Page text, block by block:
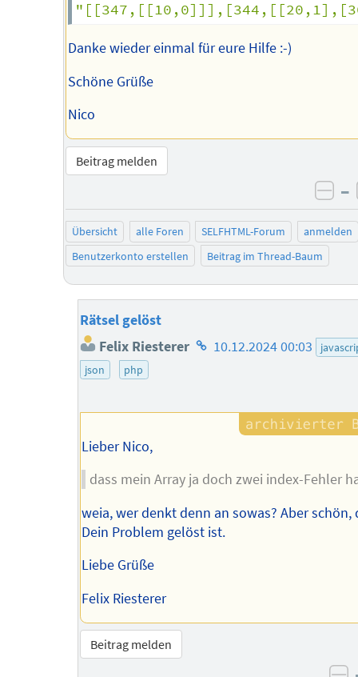
Danke wieder einmal für eure Hilfe :-)
Schöne Grüße
Nico
Beitrag melden
–
Übersicht alle Foren SELFHTML-Forum
anmelden
Benutzerkonto erstellen
Beitrag im Thread-Baum
Rätsel gelöst
Felix Riesterer Homepage
10.12.2024 00:03
json
php
Lieber Nico,
dass mein Array ja doch zwei index-Fehler
weia, wer denkt denn an sowas? Aber schön,
Dein Problem gelöst ist.
Liebe Grüße
Felix Riesterer
Beitrag melden